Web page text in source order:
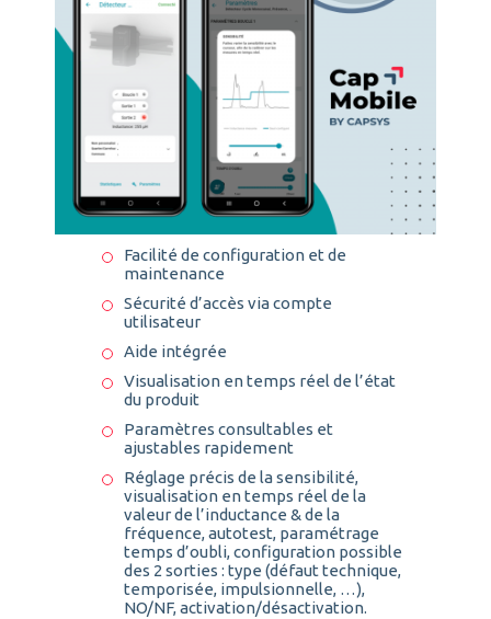
Facilité de configuration et de
maintenance
Sécurité d’accès via compte
utilisateur
Aide intégrée
Visualisation en temps réel de l’état
du produit
Paramètres consultables et
ajustables rapidement
Réglage précis de la sensibilité,
visualisation en temps réel de la
valeur de l’inductance & de la
fréquence, autotest, paramétrage
temps d’oubli, configuration possible
des 2 sorties : type (défaut technique,
temporisée, impulsionnelle, …),
NO/NF, activation/désactivation.